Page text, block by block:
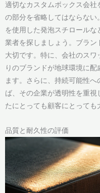
適切なカスタムボックス会
の部分を省略してはならな
を使用した発泡スチロール
業者を探しましょう。ブラ
大切です。特に、会社のス
りのブランドが地球環境に
ます。さらに、持続可能性
ば、その企業が透明性を重
たにとっても顧客にとっても
品質と耐久性の評価